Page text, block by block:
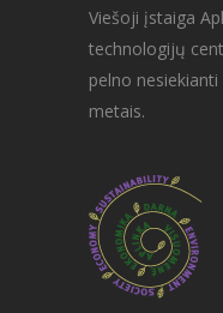
Viešoji įstaiga
technologijų
pelno
metais.